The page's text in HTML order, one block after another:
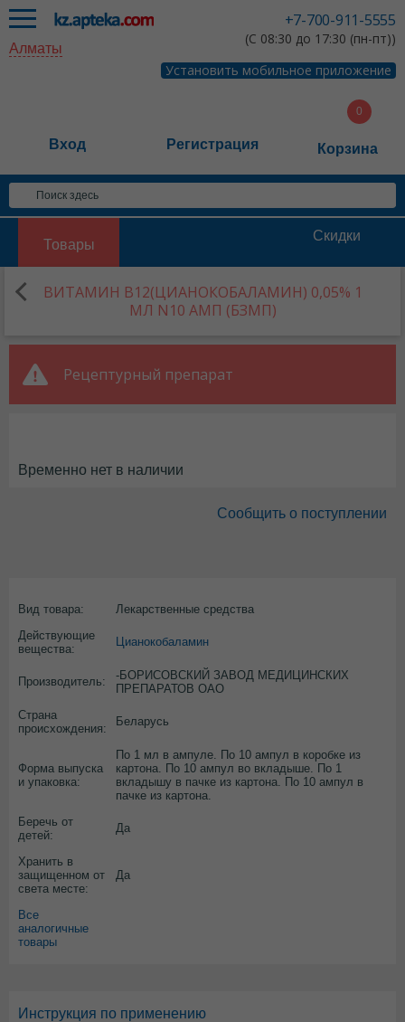
+7-700-911-5555
(С 08:30 до 17:30 (пн-пт))
Установить мобильное приложение
Алматы
Вход Регистрация Корзина
Товары
Скидки
ВИТАМИН В12(ЦИАНОКОБАЛАМИН) 0,05% 1
МЛ N10 АМП (БЗМП)
Рецептурный препарат
Временно нет в наличии
Сообщить о поступлении
Вид товара:
Лекарственные средства
Действующие
вещества:
Цианокобаламин
Производитель:
-БОРИСОВСКИЙ ЗАВОД МЕДИЦИНСКИХ
ПРЕПАРАТОВ ОАО
Страна
происхождения:
Беларусь
Форма выпуска
и упаковка:
По 1 мл в ампуле. По 10 ампул в коробке из
картона. По 10 ампул во вкладыше. По 1
вкладышу в пачке из картона. По 10 ампул в
пачке из картона.
Беречь от
детей:
Да
Хранить в
защищенном от
света месте:
Да
Все
аналогичные
товары
Инструкция по применению